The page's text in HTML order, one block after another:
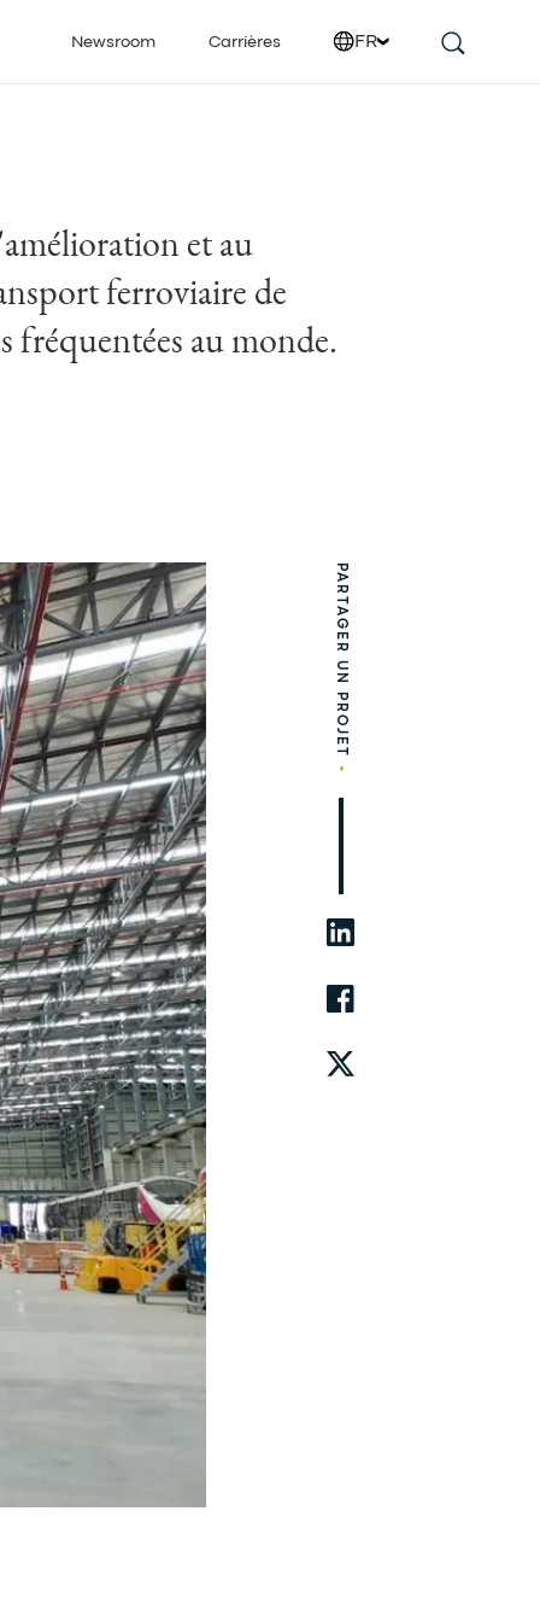
Newsroom Carrières FR
et au
ferroviaire de
fréquentées au monde.
PARTAGER UN PROJET
•